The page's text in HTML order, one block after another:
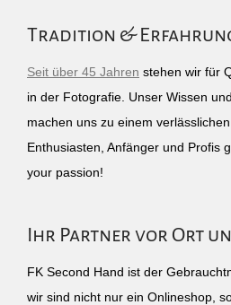
Tradition &
Seit über 45 Jahren stehen wir für
in der Fotografie. Unser Wissen
machen uns zu einem
Enthusiasten, Anfänger und Profis
your passion!
Ihr Partner vor Ort
FK Second Hand ist der
wir sind nicht nur ein Onlineshop,